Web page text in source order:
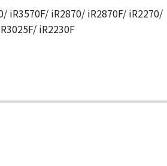
iR3570F/ iR2870/ iR2870F/ iR2270/
iR2230F